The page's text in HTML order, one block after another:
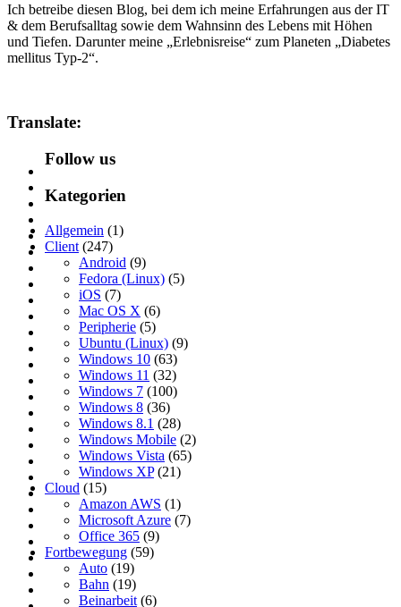
Ich betreibe diesen Blog, bei dem ich meine Erfahrungen aus der IT
& dem Berufsalltag sowie dem Wahnsinn des Lebens mit Höhen
und Tiefen. Darunter meine „Erlebnisreise“ zum Planeten „Diabetes
mellitus Typ-2“.
Translate:
Follow us
Kategorien
Allgemein (1)
Client (247)
Android (9)
Fedora (Linux) (5)
iOS (7)
Mac OS X (6)
Peripherie (5)
Ubuntu (Linux) (9)
Windows 10 (63)
Windows 11 (32)
Windows 7 (100)
Windows 8 (36)
Windows 8.1 (28)
Windows Mobile (2)
Windows Vista (65)
Windows XP(21)
Cloud (15)
Amazon AWS (1)
Microsoft Azure (7)
Office 365 (9)
Fortbewegung (59)
Auto (19)
Bahn (19)
Beinarbeit (6)